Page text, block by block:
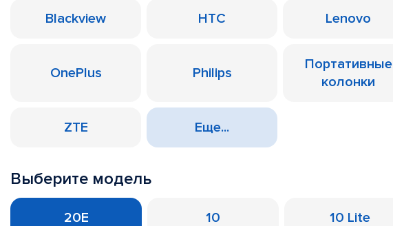
Blackview HTC Lenovo
OnePlus Philips
Портативные
колонки
ZTE Еще...
Выберите модель
20E 10 10 Lite